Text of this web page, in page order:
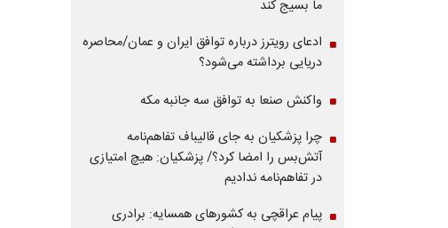
ما بسیج کند
ادعای رویترز درباره توافق ایران و عمان/محاصره
دریایی برداشته می‌شود؟
واکنش صنعا به توافق سه جانبه مکه
چرا پزشکیان به جای قالیباف تفاهم‌نامه
آتش‌بس را امضا کرد؟/ پزشکیان: هیچ امتیازی
در تفاهم‌نامه ندادیم
پیام عراقچی به کشورهای همسایه: برادری